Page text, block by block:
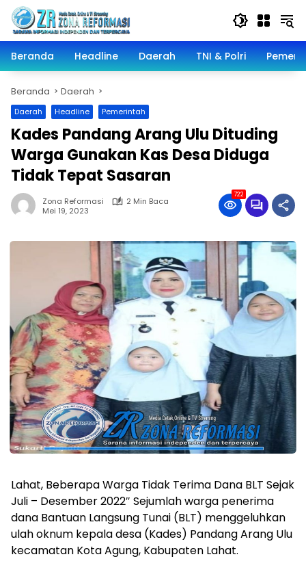
Langsung
konten
Beranda
Headline Daerah TNI & Polri
Beranda Daerah
Daerah Headline Pemerintah
Kades Pandang Arang Ulu Dituding
Warga Gunakan Kas Desa Diduga
Tidak Tepat Sasaran
Zona Reformasi
2 Min Baca
Mei 19, 2023
722
Lahat, Beberapa Warga Tidak Terima Dana BLT Sejak
Juli – Desember 2022″ Sejumlah warga penerima
dana Bantuan Langsung Tunai (BLT) menggeluhkan
ulah oknum kepala desa (Kades) Pandang Arang Ulu
kecamatan Kota Agung, Kabupaten Lahat.